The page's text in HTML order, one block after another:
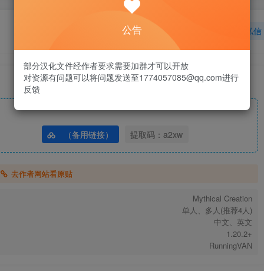
私信
（备用链接） 提取码：a2xw
去作者网站看原贴
Mythical Creation
单人、多人(推荐4人)
中文、英文
1.20.2+
RunningVAN
公告
部分汉化文件经作者要求需要加群才可以开放
对资源有问题可以将问题发送至1774057085@qq.com进行
反馈